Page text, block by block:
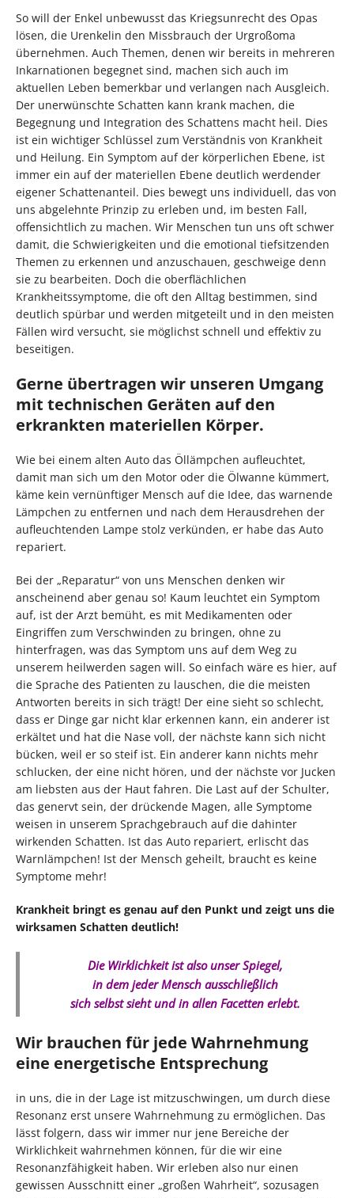
So will der Enkel unbewusst das Kriegsunrecht des Opas
lösen, die Urenkelin den Missbrauch der Urgroßoma
übernehmen. Auch Themen, denen wir bereits in mehreren
Inkarnationen begegnet sind, machen sich auch im
aktuellen Leben bemerkbar und verlangen nach Ausgleich.
Der unerwünschte Schatten kann krank machen, die
Begegnung und Integration des Schattens macht heil. Dies
ist ein wichtiger Schlüssel zum Verständnis von Krankheit
und Heilung. Ein Symptom auf der körperlichen Ebene, ist
immer ein auf der materiellen Ebene deutlich werdender
eigener Schattenanteil. Dies bewegt uns individuell, das von
uns abgelehnte Prinzip zu erleben und, im besten Fall,
offensichtlich zu machen. Wir Menschen tun uns oft schwer
damit, die Schwierigkeiten und die emotional tiefsitzenden
Themen zu erkennen und anzuschauen, geschweige denn
sie zu bearbeiten. Doch die oberflächlichen
Krankheitssymptome, die oft den Alltag bestimmen, sind
deutlich spürbar und werden mitgeteilt und in den meisten
Fällen wird versucht, sie möglichst schnell und effektiv zu
beseitigen.
Gerne übertragen wir unseren Umgang
mit technischen Geräten auf den
erkrankten materiellen Körper.
Wie bei einem alten Auto das Öllämpchen aufleuchtet,
damit man sich um den Motor oder die Ölwanne kümmert,
käme kein vernünftiger Mensch auf die Idee, das warnende
Lämpchen zu entfernen und nach dem Herausdrehen der
aufleuchtenden Lampe stolz verkünden, er habe das Auto
repariert.
Bei der „Reparatur“ von uns Menschen denken wir
anscheinend aber genau so! Kaum leuchtet ein Symptom
auf, ist der Arzt bemüht, es mit Medikamenten oder
Eingriffen zum Verschwinden zu bringen, ohne zu
hinterfragen, was das Symptom uns auf dem Weg zu
unserem heilwerden sagen will. So einfach wäre es hier, auf
die Sprache des Patienten zu lauschen, die die meisten
Antworten bereits in sich trägt! Der eine sieht so schlecht,
dass er Dinge gar nicht klar erkennen kann, ein anderer ist
erkältet und hat die Nase voll, der nächste kann sich nicht
bücken, weil er so steif ist. Ein anderer kann nichts mehr
schlucken, der eine nicht hören, und der nächste vor Jucken
am liebsten aus der Haut fahren. Die Last auf der Schulter,
das genervt sein, der drückende Magen, alle Symptome
weisen in unserem Sprachgebrauch auf die dahinter
wirkenden Schatten. Ist das Auto repariert, erlischt das
Warnlämpchen! Ist der Mensch geheilt, braucht es keine
Symptome mehr!
Krankheit bringt es genau auf den Punkt und zeigt uns die
wirksamen Schatten deutlich!
Die Wirklichkeit ist also unser Spiegel,
in dem jeder Mensch ausschließlich
sich selbst sieht und in allen Facetten erlebt.
Wir brauchen für jede Wahrnehmung
eine energetische Entsprechung
in uns, die in der Lage ist mitzuschwingen, um durch diese
Resonanz erst unsere Wahrnehmung zu ermöglichen. Das
lässt folgern, dass wir immer nur jene Bereiche der
Wirklichkeit wahrnehmen können, für die wir eine
Resonanzfähigkeit haben. Wir erleben also nur einen
gewissen Ausschnitt einer „großen Wahrheit“, sozusagen